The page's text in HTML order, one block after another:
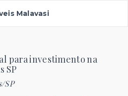
Malavasi
para investimento na
SP
SP